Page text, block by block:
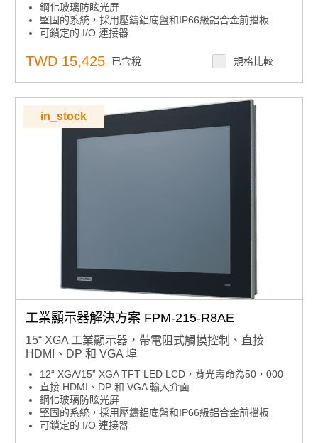
鋼化玻璃防眩光屏
堅固的系統，採用壓鑄鋁底盤和IP66級鋁合金前擋板
可鎖定的 I/O 連接器
支援各種安裝選項：面板、桌面和 VESA 臂
支援 12V 直流和 24V 直流
TWD 15,425 已含稅 規格比較
in_stock
工業顯示器解決方案 FPM-215-R8AE
15“ XGA 工業顯示器，帶電阻式觸摸控制、直接
HDMI、DP 和 VGA 埠
12“ XGA/15” XGA TFT LED LCD，背光壽命為50，000
直接 HDMI、DP 和 VGA 輸入介面
鋼化玻璃防眩光屏
堅固的系統，採用壓鑄鋁底盤和IP66級鋁合金前擋板
可鎖定的 I/O 連接器